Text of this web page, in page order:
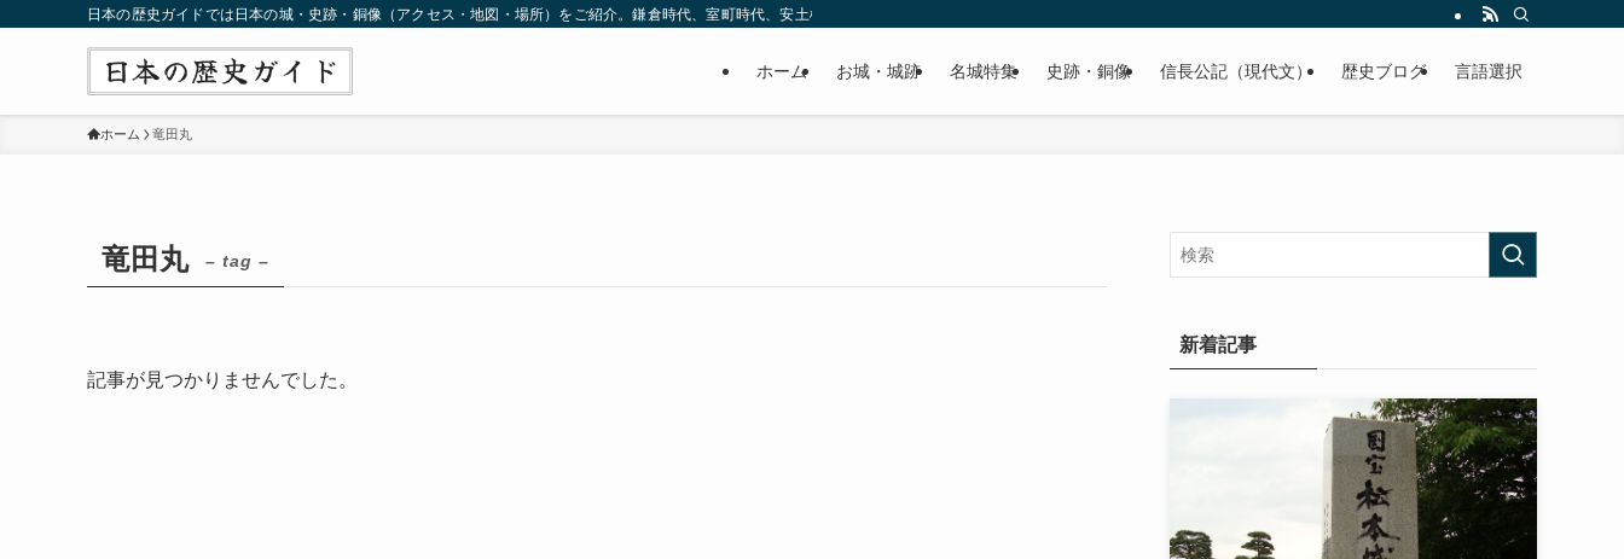
日本の歴史ガイドでは日本の城・史跡・銅像（アクセス・地図・場所）をご紹介。鎌倉時代、室町時代、安土桃山時代（戦国時代）、江戸時代と幅広くご紹介致します。
ホーム お城・城跡 名城特集 史跡・銅像 信長公記（現代文） 歴史ブログ 言語選択
ホーム 竜田丸
竜田丸 – tag –
記事が見つかりませんでした。
新着記事